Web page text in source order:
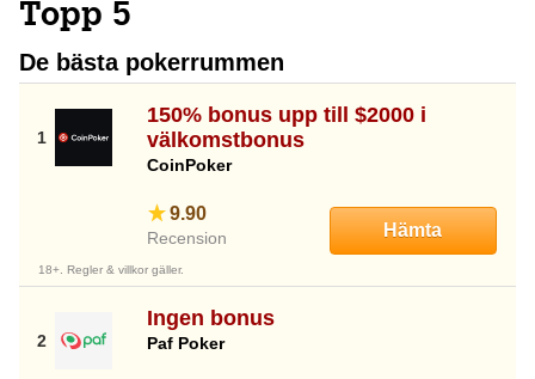
Topp 5
De bästa pokerrummen
150% bonus upp till $2000 i
välkomstbonus
CoinPoker
9.90
Recension Hämta
18+. Regler & villkor gäller.
Ingen bonus
Paf Poker